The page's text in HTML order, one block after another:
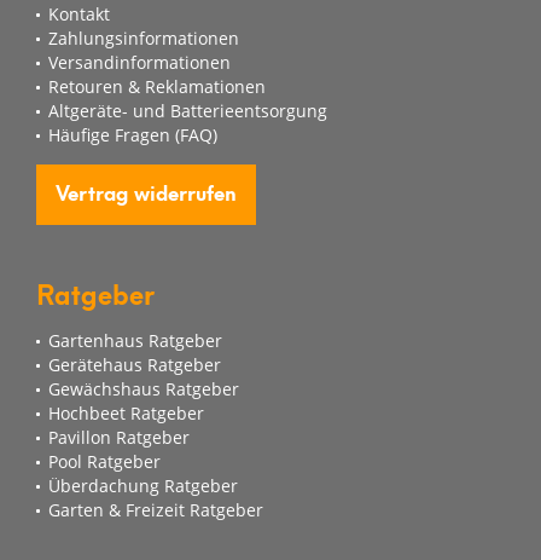
Kontakt
Zahlungsinformationen
Versandinformationen
Retouren & Reklamationen
Altgeräte- und Batterieentsorgung
Häufige Fragen (FAQ)
Vertrag widerrufen
Ratgeber
Gartenhaus Ratgeber
Gerätehaus Ratgeber
Gewächshaus Ratgeber
Hochbeet Ratgeber
Pavillon Ratgeber
Pool Ratgeber
Überdachung Ratgeber
Garten & Freizeit Ratgeber